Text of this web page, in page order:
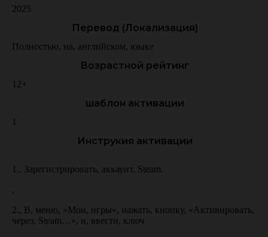
2025
Перевод (Локализация)
Полностью, на, английском, языке
Возрастной рейтинг
12+
шаблон активации
1
Инструкия активации
1., Зарегистрировать, аккаунт, Steam.
,
2., В, меню, «Мои, игры», нажать, кнопку, «Активировать,
через, Steam…», и, ввести, ключ